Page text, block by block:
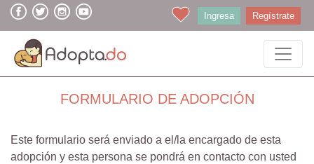
Ingresa Regístrate
FORMULARIO DE ADOPCIÓN
Este formulario será enviado a el/la encargado de esta
adopción y esta persona se pondrá en contacto con usted